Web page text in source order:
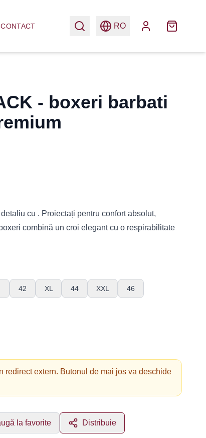
CONTACT RO
- boxeri barbati
cu . Proiectați pentru confort absolut,
combină un croi elegant cu o respirabilitate
42 XL 44 XXL 46
redirect extern. Butonul de mai jos va deschide
la favorite Distribuie